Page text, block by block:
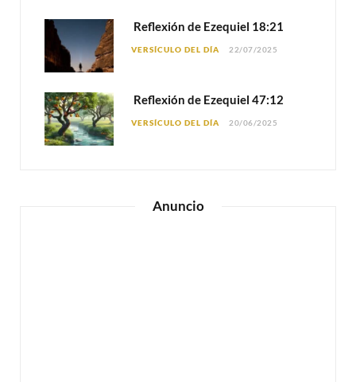
Reflexión de Ezequiel 18:21
VERSÍCULO DEL DÍA 22/07/2025
Reflexión de Ezequiel 47:12
VERSÍCULO DEL DÍA 20/06/2025
Anuncio